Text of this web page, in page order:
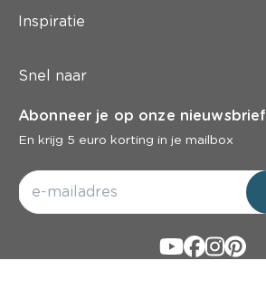
Inspiratie
Snel naar
Abonneer je op onze nieuwsbrief
En krijg 5 euro korting in je mailbox